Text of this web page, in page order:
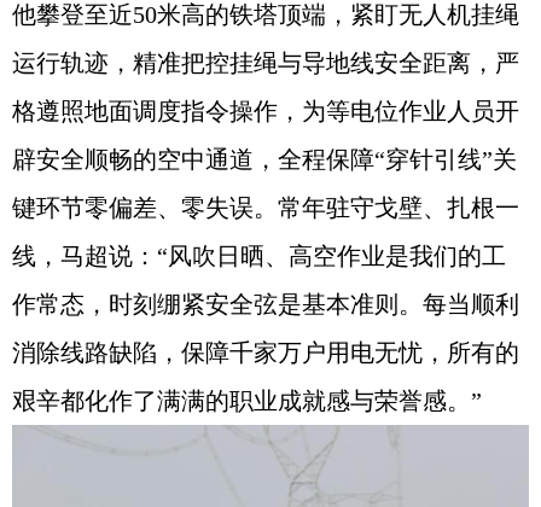
他攀登至近50米高的铁塔顶端，紧盯无人机挂绳
运行轨迹，精准把控挂绳与导地线安全距离，严
格遵照地面调度指令操作，为等电位作业人员开
辟安全顺畅的空中通道，全程保障“穿针引线”关
键环节零偏差、零失误。常年驻守戈壁、扎根一
线，马超说：“风吹日晒、高空作业是我们的工
作常态，时刻绷紧安全弦是基本准则。每当顺利
消除线路缺陷，保障千家万户用电无忧，所有的
艰辛都化作了满满的职业成就感与荣誉感。”